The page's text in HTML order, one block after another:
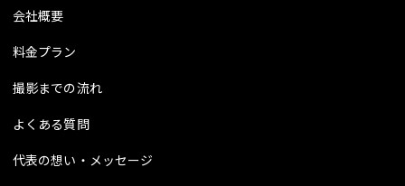
会社概要
料金プラン
撮影までの流れ
よくある質問
代表の想い・メッセージ